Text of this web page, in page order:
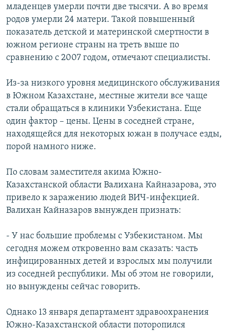
младенцев умерли почти две тысячи. А во время
родов умерли 24 матери. Такой повышенный
показатель детской и материнской смертности в
южном регионе страны на треть выше по
сравнению с 2007 годом, отмечают специалисты.
Из-за низкого уровня медицинского обслуживания
в Южном Казахстане, местные жители все чаще
стали обращаться в клиники Узбекистана. Еще
один фактор – цены. Цены в соседней стране,
находящейся для некоторых южан в получасе езды,
порой намного ниже.
По словам заместителя акима Южно-
Казахстанской области Валихана Кайназарова, это
привело к заражению людей ВИЧ-инфекцией.
Валихан Кайназаров вынужден признать:
- У нас большие проблемы с Узбекистаном. Мы
сегодня можем откровенно вам сказать: часть
инфицированных детей и взрослых мы получили
из соседней республики. Мы об этом не говорили,
но вынуждены сейчас говорить.
Однако 13 января департамент здравоохранения
Южно-Казахстанской области поторопился